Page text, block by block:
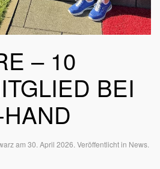
– 10
BEI
am 30. April 2026. Veröffentlicht in News.